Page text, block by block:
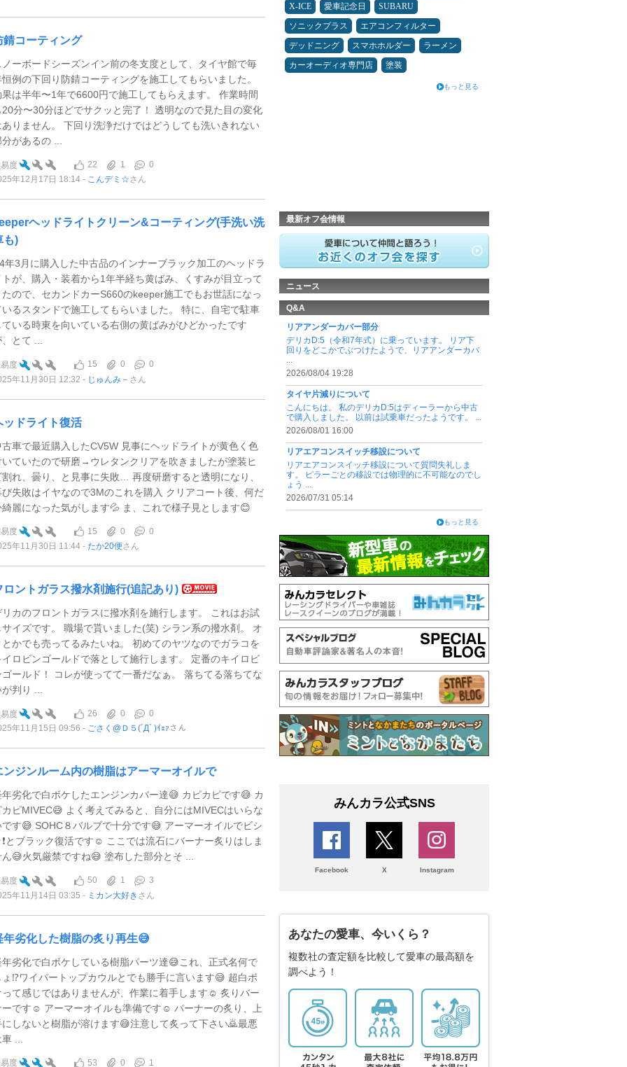
錆コーティング
ノーボードシーズンイン前の冬支度として、タイヤ館で毎
恒例の下回り防錆コーティングを施工してもらいました。
果は半年〜1年で6600円で施工してもらえます。 作業時間
20分〜30分ほどでサクッと完了！ 透明なので見た目の変化
ありません。 下回り洗浄だけではどうしても洗いきれない
があるの ...
度 22 1
0
年12月17日 18:14
こんデミ☆さん
ヘッドライトクリーン&コーティング(手洗い洗
も)
年3月に購入した中古品のインナーブラック加工のヘッドラ
トが、購入・装着から1年半経ち黄ばみ、くすみが目立って
たので、セカンドカーS660のkeeper施工でもお世話になっ
いるスタンドで施工してもらいました。 特に、自宅で駐車
ている時東を向いている右側の黄ばみがひどかったです
、とて ...
度 15 0
0
年11月30日 12:32
じゅんみ－ さん
ッドライト復活
古車で最近購入したCV5W 見事にヘッドライトが黄色く色
いていたので研磨→ウレタンクリアを吹きましたが塗装ヒ
割れ、曇り、と見事に失敗… 再度研磨すると透明になり、
び失敗はイヤなので3Mのこれを購入 クリアコート後、何だ
綺麗になった気がします💦 ま、これで様子見とします😊
度 15 0
0
年11月30日 11:44
たか20便さん
ロントガラス撥水剤施行(追記あり)
リカのフロントガラスに撥水剤を施行します。 これはお試
サイズです。 職場で貰いました(笑) シラン系の撥水剤。 オ
とかでも売ってるみたいね。 初めてのヤツなのでガラコを
イロビンゴールドで落として施行します。 定番のキイロビ
ゴールド！ コレが使ってて一番だなぁ。 落ちてる落ちてな
判り ...
度 26 0
0
年11月15日 09:56
ごさく@Ｄ５(´Д` )ｲｪｧ さん
ンジンルーム内の樹脂はアーマーオイルで
年劣化で白ボケしたエンジンカバー達😅 カピカピです😅 カ
カピMIVEC😅 よく考えてみると、自分にはMIVECはいらな
です😅 SOHC８バルブで十分です😅 アーマーオイルでビシ
❗️とブラック復活です☺️ ここでは流石にバーナー炙りはしま
ん😅火気厳禁ですね😅 塗布した部分とそ ...
度 50 1
3
年11月14日 03:35
ミカン大好き さん
年劣化した樹脂の炙り再生😅
年劣化で白ボケしている樹脂パーツ達😅これ、正式名何で
ょ⁉️ワイパートップカウルとでも勝手に言います😅 超白ボ
って感じではありませんが、作業に着手します☺️ 炙りバー
ーです☺️ アーマーオイルも準備です☺️ バーナーの炙り、上
にしないと樹脂が溶けます😅注意して炙って下さい🙇最悪
...
度 53 0 1
X-ICE
愛車記念日
SUBARU
ソニックプラス
エアコンフィルター
デッドニング
スマホホルダー
ラーメン
カーオーディオ専門店
塗装
もっと見る
最新オフ会情報
ニュース
Q&A
リアアンダーカバー部分
デリカD:5（令和7年式）に乗っています。 リア下
回りをどこかでぶつけたようで、リアアンダーカバ
...
2026/08/04 19:28
タイヤ片減りについて
こんにちは。 私のデリカD:5はディーラーから中古
で購入しました。 以前は試乗車だったようです。 ...
2026/08/01 16:00
リアエアコンスイッチ移設について
リアエアコンスイッチ移設について質問失礼しま
す。 ピラーごとの移設では物理的に不可能なのでし
ょう ...
2026/07/31 05:14
もっと見る
みんカラ公式SNS
Facebook X Instagram
あなたの愛車、今いくら？
複数社の査定額を比較して愛車の最高額を
調べよう！